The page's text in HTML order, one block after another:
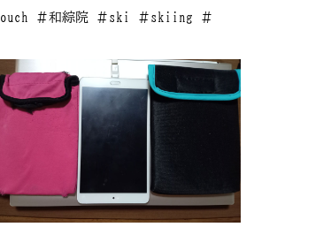
Touch ＃和綜院 ＃ski ＃skiing ＃